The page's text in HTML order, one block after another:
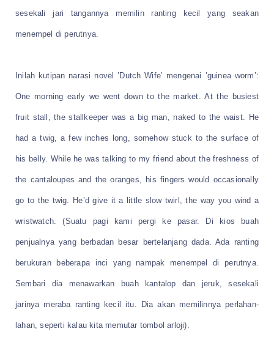
sesekali jari tangannya memilin ranting kecil yang seakan
menempel di perutnya.
Inilah kutipan narasi novel ’Dutch Wife’ mengenai ’guinea worm’:
One morning early we went down to the market. At the busiest
fruit stall, the stallkeeper was a big man, naked to the waist. He
had a twig, a few inches long, somehow stuck to the surface of
his belly. While he was talking to my friend about the freshness of
the cantaloupes and the oranges, his fingers would occasionally
go to the twig. He’d give it a little slow twirl, the way you wind a
wristwatch. (Suatu pagi kami pergi ke pasar. Di kios buah
penjualnya yang berbadan besar bertelanjang dada. Ada ranting
berukuran beberapa inci yang nampak menempel di perutnya.
Sembari dia menawarkan buah kantalop dan jeruk, sesekali
jarinya meraba ranting kecil itu. Dia akan memilinnya perlahan-
lahan, seperti kalau kita memutar tombol arloji).